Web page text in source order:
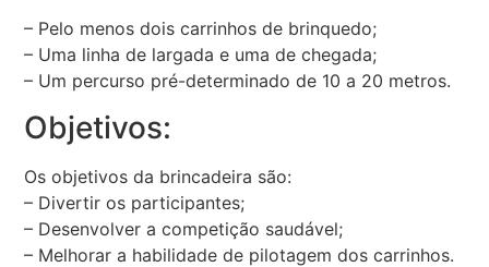
– Pelo menos dois carrinhos de brinquedo;
– Uma linha de largada e uma de chegada;
– Um percurso pré-determinado de 10 a 20 metros.
Objetivos:
Os objetivos da brincadeira são:
– Divertir os participantes;
– Desenvolver a competição saudável;
– Melhorar a habilidade de pilotagem dos carrinhos.